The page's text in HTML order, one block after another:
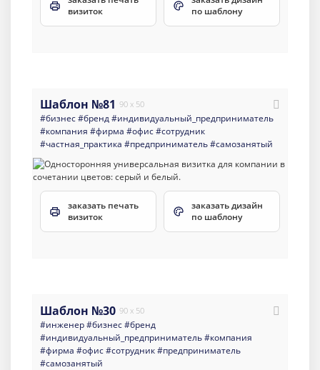
визиток
по шаблону
Шаблон №81 90 x 50
#бизнес#бренд#индивидуальный_предприниматель
#компания #фирма #офис#сотрудник
#частная_практика #предприниматель#самозанятый
заказать печать
визиток
заказать дизайн
по шаблону
Шаблон №30 90 x 50
#инженер#бизнес#бренд
#индивидуальный_предприниматель#компания
#фирма #офис#сотрудник#предприниматель
#самозанятый